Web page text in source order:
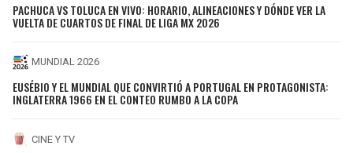
PACHUCA VS TOLUCA EN VIVO: HORARIO, ALINEACIONES Y DÓNDE VER LA
VUELTA DE CUARTOS DE FINAL DE LIGA MX 2026
MUNDIAL 2026
EUSÉBIO Y EL MUNDIAL QUE CONVIRTIÓ A PORTUGAL EN PROTAGONISTA:
INGLATERRA 1966 EN EL CONTEO RUMBO A LA COPA
CINE Y TV